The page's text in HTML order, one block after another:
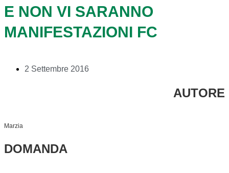
E NON VI SARANNO
MANIFESTAZIONI FC
2 Settembre 2016
AUTORE
Marzia
DOMANDA